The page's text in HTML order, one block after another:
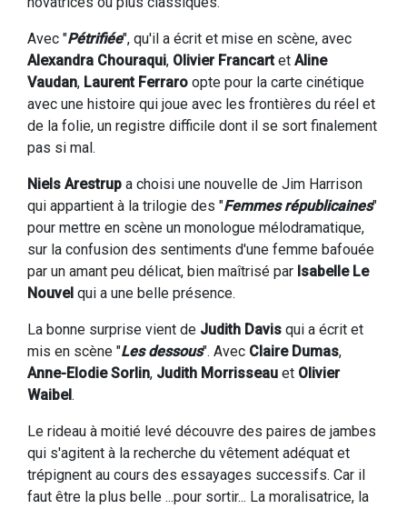
Avec "Pétrifiée", qu'il a écrit et mise en scène, avec
Alexandra Chouraqui, Olivier Francartet Aline
Vaudan, Laurent Ferraro opte pour la carte cinétique
avec une histoire qui joue avec les frontières du réel et
de la folie, un registre difficile dont il se sort finalement
pas si mal.
Niels Arestrup a choisi une nouvelle de Jim Harrison
qui appartient à la trilogie des "Femmes républicaines"
pour mettre en scène un monologue mélodramatique,
sur la confusion des sentiments d'une femme bafouée
par un amant peu délicat, bien maîtrisé par Isabelle Le
Nouvel qui a une belle présence.
La bonne surprise vient de Judith Davis qui a écrit et
mis en scène "Les dessous". Avec Claire Dumas,
Anne-Elodie Sorlin, Judith Morrisseau et Olivier
Waibel.
Le rideau à moitié levé découvre des paires de jambes
qui s'agitent à la recherche du vêtement adéquat et
trépignent au cours des essayages successifs. Car il
faut être la plus belle ...pour sortir... La moralisatrice, la